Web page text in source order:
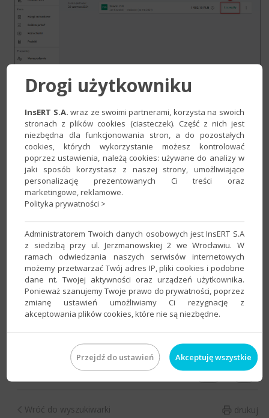
2. W sekcji Historia płatnościrozwinąć menu
przy odpowiedniej transakcji i kliknąćAnuluj płatność.
Czy artykuł był pomocny? TAK NIE
drukuj
Wróć do wyszukiwarki
Drogi użytkowniku
InsERT S.A. wraz ze swoimi partnerami, korzysta na swoich
stronach z plików cookies (ciasteczek). Część z nich jest
niezbędna dla funkcjonowania stron, a do pozostałych
cookies, których wykorzystanie możesz kontrolować
poprzez ustawienia, należą cookies: używane do analizy w
jaki sposób korzystasz z naszej strony, umożliwiające
personalizację prezentowanych Ci treści oraz
marketingowe, reklamowe.
Polityka prywatności >
Administratorem Twoich danych osobowych jest InsERT S.A
z siedzibą przy ul. Jerzmanowskiej 2 we Wrocławiu. W
ramach odwiedzania naszych serwisów internetowych
możemy przetwarzać Twój adres IP, pliki cookies i podobne
dane nt. Twojej aktywności oraz urządzeń użytkownika.
Ponieważ szanujemy Twoje prawo do prywatności, poprzez
zmianę ustawień umożliwiamy Ci rezygnację z
akceptowania plików cookies, które nie są niezbędne.
Przejdź do ustawień Akceptuję wszystkie